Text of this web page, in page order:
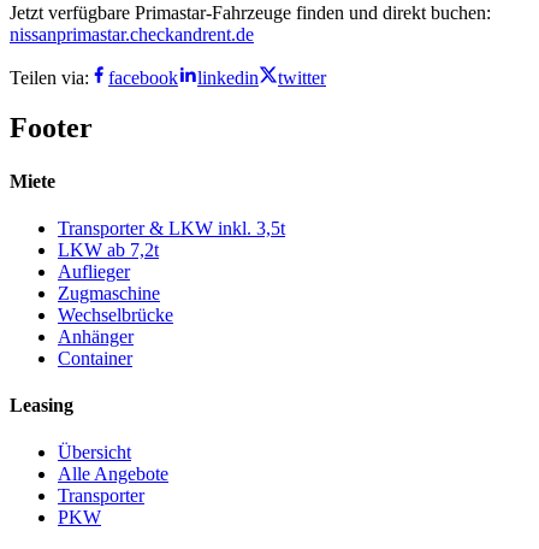
Jetzt verfügbare Primastar-Fahrzeuge finden und direkt buchen:
nissanprimastar.checkandrent.de
Teilen via: facebook linkedin twitter
Footer
Miete
Transporter & LKW inkl. 3,5t
LKW ab 7,2t
Auflieger
Zugmaschine
Wechselbrücke
Anhänger
Container
Leasing
Übersicht
Alle Angebote
Transporter
PKW